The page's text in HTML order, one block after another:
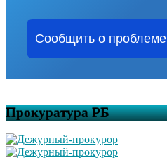
Сообщить о проблеме
Прокуратура РБ